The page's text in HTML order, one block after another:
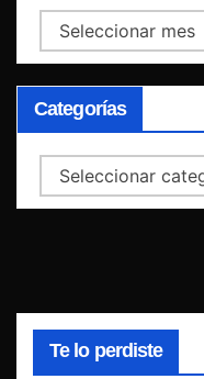
Archivos
Categorías
Categorías
Te lo perdiste